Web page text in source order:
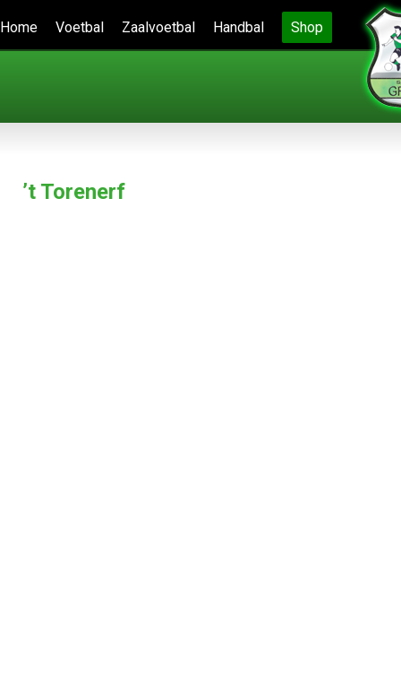
Home Voetbal Zaalvoetbal Handbal Shop
’t Torenerf